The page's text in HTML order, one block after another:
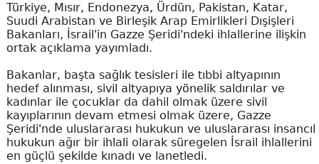
Türkiye, Mısır, Endonezya, Ürdün, Pakistan, Katar,
Suudi Arabistan ve Birleşik Arap Emirlikleri Dışişleri
Bakanları, İsrail'in Gazze Şeridi'ndeki ihlallerine ilişkin
ortak açıklama yayımladı.
Bakanlar, başta sağlık tesisleri ile tıbbi altyapının
hedef alınması, sivil altyapıya yönelik saldırılar ve
kadınlar ile çocuklar da dahil olmak üzere sivil
kayıplarının devam etmesi olmak üzere, Gazze
Şeridi'nde uluslararası hukukun ve uluslararası insancıl
hukukun ağır bir ihlali olarak süregelen İsrail ihlallerini
en güçlü şekilde kınadı ve lanetledi.